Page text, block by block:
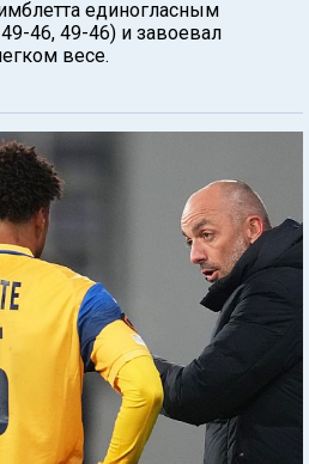
единогласным
46, 49-46) и завоевал
весе.